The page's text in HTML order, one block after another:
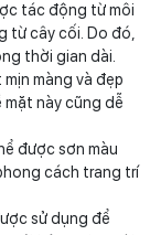
tác động từ môi
từ cây cối. Do đó,
thời gian dài.
màng và đẹp
này cũng dễ
được sơn màu
cách trang trí
sử dụng để